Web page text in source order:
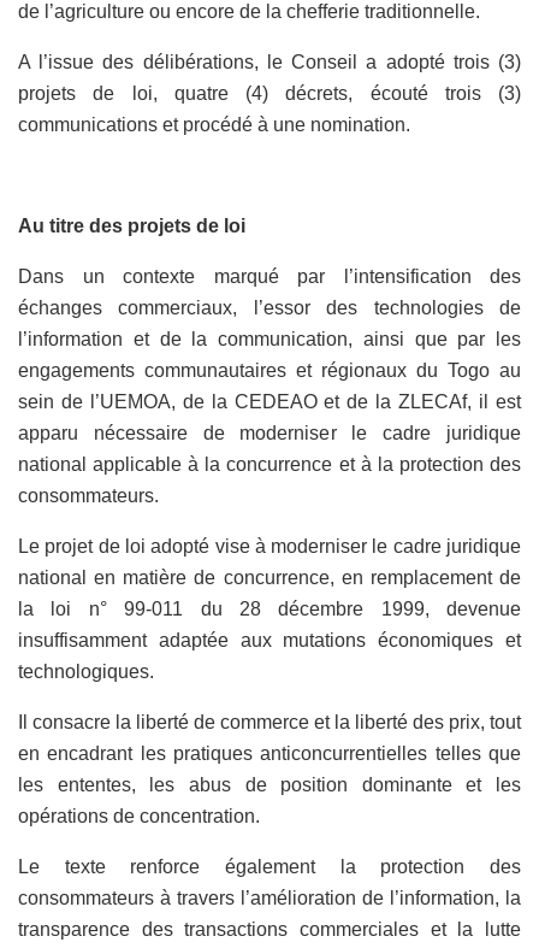
de l’agriculture ou encore de la chefferie traditionnelle.
A l’issue des délibérations, le Conseil a adopté trois (3)
projets de loi, quatre (4) décrets, écouté trois (3)
communications et procédé à une nomination.
Au titre des projets de loi
Dans un contexte marqué par l’intensification des
échanges commerciaux, l’essor des technologies de
l’information et de la communication, ainsi que par les
engagements communautaires et régionaux du Togo au
sein de l’UEMOA, de la CEDEAO et de la ZLECAf, il est
apparu nécessaire de moderniser le cadre juridique
national applicable à la concurrence et à la protection des
consommateurs.
Le projet de loi adopté vise à moderniser le cadre juridique
national en matière de concurrence, en remplacement de
la loi n° 99-011 du 28 décembre 1999, devenue
insuffisamment adaptée aux mutations économiques et
technologiques.
Il consacre la liberté de commerce et la liberté des prix, tout
en encadrant les pratiques anticoncurrentielles telles que
les ententes, les abus de position dominante et les
opérations de concentration.
Le texte renforce également la protection des
consommateurs à travers l’amélioration de l’information, la
transparence des transactions commerciales et la lutte